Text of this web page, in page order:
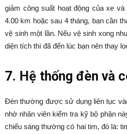
giảm công suất hoạt động của xe
4.00 km hoặc sau 4 tháng, bạn cần
vệ sinh một lần. Nếu vệ sinh xong
diện tích thì đã đến lúc bạn nên thay
7. Hệ thống đèn và
Đèn thường được sử dụng liên tục
nhờ nhân viên kiểm tra kỹ bộ phận
chiếu sáng thường có hai tim, đó là: